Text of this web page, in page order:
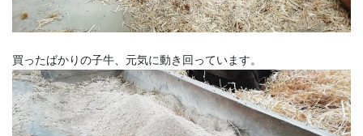
買ったばかりの子牛、元気に動き回っています。